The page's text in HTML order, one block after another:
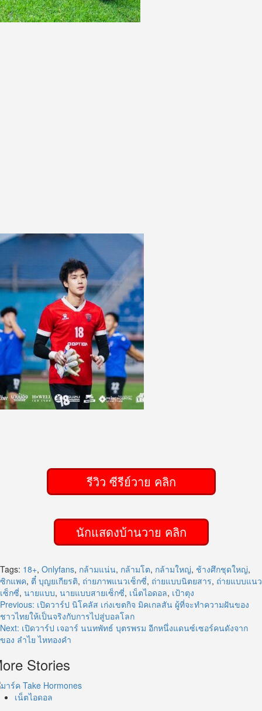
รีวิว ซีรีย์วาย คลิก
นักแสดงบ้านวาย คลิก
Tags: 18+, Onlyfans, กล้ามแน่น, กล้ามโต, กล้ามใหญ่, ช้างศึกชุดใหญ่,
ซิกแพค, ตี๋ บุญยเกียรติ, ถ่ายภาพแนวเซ็กซี่, ถ่ายแบบนิตยสาร, ถ่ายแบบแนว
เซ็กซี่, นายแบบ, นายแบบสายเซ็กซี่, เน็ตไอดอล, เป้าตุง
Post
navigation
Previous: เปิดวาร์ป นิโคลัส เก่งเขตกิจ มิคเกลสัน ผู้ที่จะทำความฝันของ
ชาวไทยให้เป็นจริงกับการไปสู่บอลโลก
Next: เปิดวาร์ป เจอาร์ นนทพัทธ์ บุตรพรม อีกหนึ่งแดนซ์เซอร์คนดังจาก
ของ ลำไย ไหทองคำ
Stories
เน็ตไอดอล